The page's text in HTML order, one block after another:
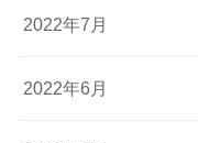
2022年7月
2022年6月